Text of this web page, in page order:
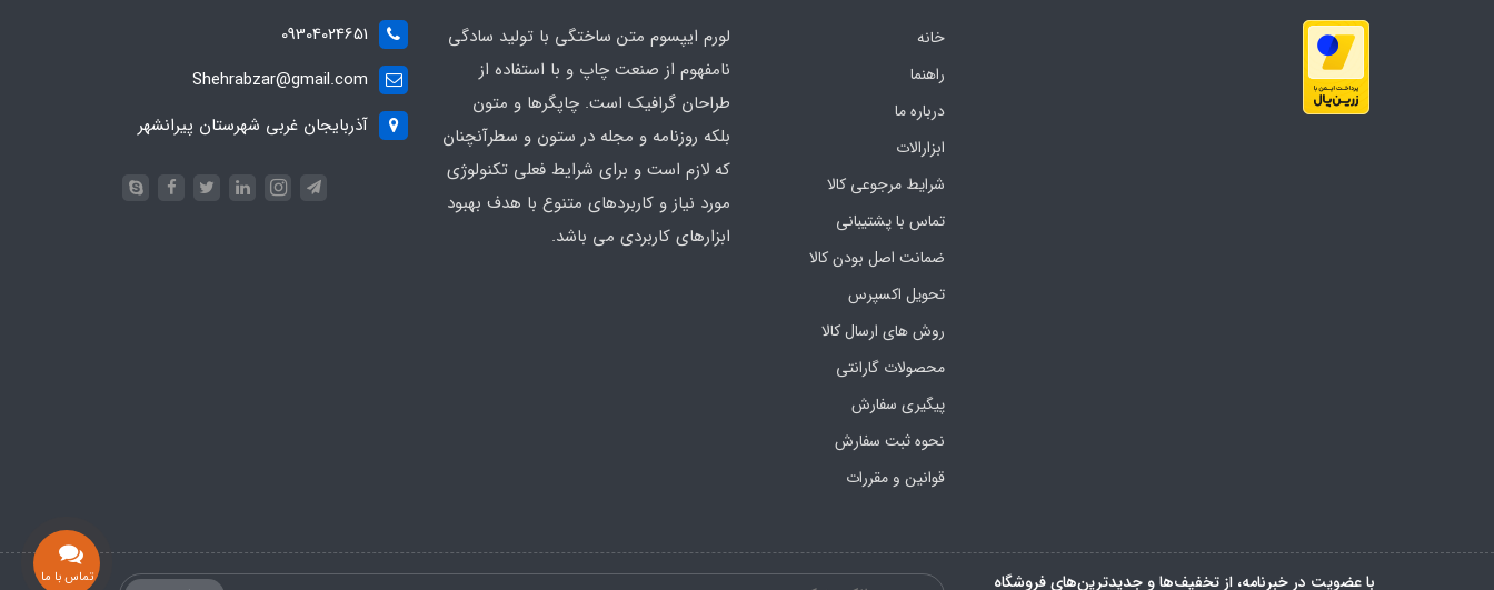
خانه
راهنما
درباره ما
ابزارالات
شرایط مرجوعی کالا
تماس با پشتیبانی
ضمانت اصل بودن کالا
تحویل اکسپرس
روش های ارسال کالا
محصولات گارانتی
پیگیری سفارش
نحوه ثبت سفارش
قوانین و مقررات
لورم ایپسوم متن ساختگی با تولید سادگی
نامفهوم از صنعت چاپ و با استفاده از
طراحان گرافیک است. چاپگرها و متون
بلکه روزنامه و مجله در ستون و سطرآنچنان
که لازم است و برای شرایط فعلی تکنولوژی
مورد نیاز و کاربردهای متنوع با هدف بهبود
ابزارهای کاربردی می باشد.
09304024651
Shehrabzar@gmail.com
آذربایجان غربی شهرستان پیرانشهر
با عضویت در خبرنامه، از تخفیف‌ها و جدیدترین‌های فروشگاه تماس با ما